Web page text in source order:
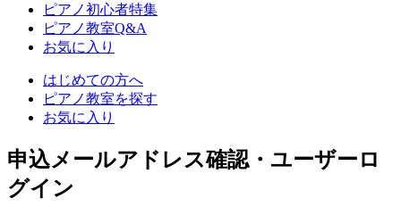
ピアノ初心者特集
ピアノ教室Q&A
お気に入り
はじめての方へ
ピアノ教室を探す
お気に入り
申込メールアドレス確認・ユーザーロ
グイン